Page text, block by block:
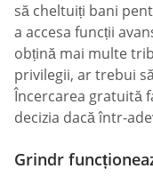
să cheltuiți bani
a accesa funcții
obțină mai multe
privilegii, ar trebui
Încercarea gratuită
decizia dacă într-
Grindr